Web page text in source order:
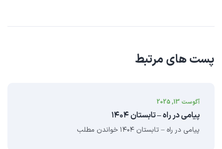
پست های مرتبط
آگوست 13, 2025
پیامی در راه – تابستان ۱۴۰۴
پیامی در راه – تابستان ۱۴۰۴ خواندن مطلب